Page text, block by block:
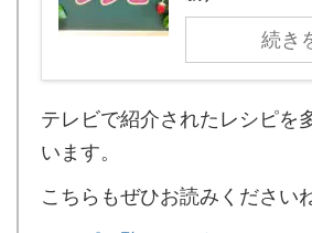
続き
テレビで紹介されたレシピを
います。
こちらもぜひお読みくださいね